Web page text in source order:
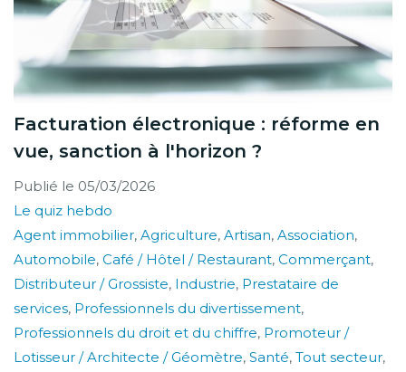
Facturation électronique : réforme en
vue, sanction à l'horizon ?
Publié le 05/03/2026
Le quiz hebdo
Agent immobilier, Agriculture, Artisan, Association,
Automobile, Café / Hôtel / Restaurant, Commerçant,
Distributeur / Grossiste, Industrie, Prestataire de
services, Professionnels du divertissement,
Professionnels du droit et du chiffre, Promoteur /
Lotisseur / Architecte / Géomètre, Santé, Tout secteur,